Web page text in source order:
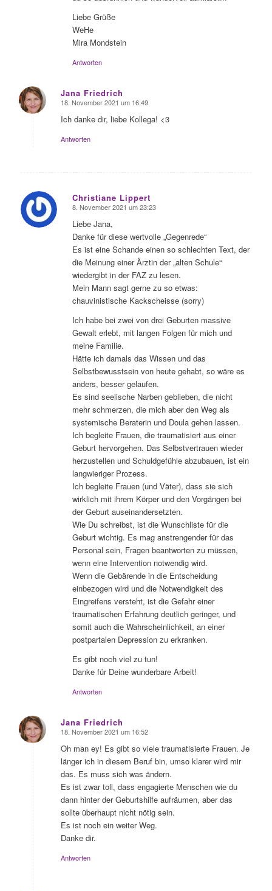
Liebe Grüße
WeHe
Mira Mondstein
Antworten
Jana Friedrich
sagte:
18. November 2021 um 16:49
Ich danke dir, liebe Kollega! <3
Antworten
Christiane Lippert
sagte:
8. November 2021 um 23:23
Liebe Jana,
Danke für diese wertvolle „Gegenrede“
Es ist eine Schande einen so schlechten Text, der
die Meinung einer Ärztin der „alten Schule“
wiedergibt in der FAZ zu lesen.
Mein Mann sagt gerne zu so etwas:
chauvinistische Kackscheisse (sorry)
Ich habe bei zwei von drei Geburten massive
Gewalt erlebt, mit langen Folgen für mich und
meine Familie.
Hätte ich damals das Wissen und das
Selbstbewusstsein von heute gehabt, so wäre es
anders, besser gelaufen.
Es sind seelische Narben geblieben, die nicht
mehr schmerzen, die mich aber den Weg als
systemische Beraterin und Doula gehen lassen.
Ich begleite Frauen, die traumatisiert aus einer
Geburt hervorgehen. Das Selbstvertrauen wieder
herzustellen und Schuldgefühle abzubauen, ist ein
langwieriger Prozess.
Ich begleite Frauen (und Väter), dass sie sich
wirklich mit ihrem Körper und den Vorgängen bei
der Geburt auseinandersetzten.
Wie Du schreibst, ist die Wunschliste für die
Geburt wichtig. Es mag anstrengender für das
Personal sein, Fragen beantworten zu müssen,
wenn eine Intervention notwendig wird.
Wenn die Gebärende in die Entscheidung
einbezogen wird und die Notwendigkeit des
Eingreifens versteht, ist die Gefahr einer
traumatischen Erfahrung deutlich geringer, und
somit auch die Wahrscheinlichkeit, an einer
postpartalen Depression zu erkranken.
Es gibt noch viel zu tun!
Danke für Deine wunderbare Arbeit!
Antworten
Jana Friedrich
sagte:
18. November 2021 um 16:52
Oh man ey! Es gibt so viele traumatisierte Frauen. Je
länger ich in diesem Beruf bin, umso klarer wird mir
das. Es muss sich was ändern.
Es ist zwar toll, dass engagierte Menschen wie du
dann hinter der Geburtshilfe aufräumen, aber das
sollte überhaupt nicht nötig sein.
Es ist noch ein weiter Weg.
Danke dir.
Antworten